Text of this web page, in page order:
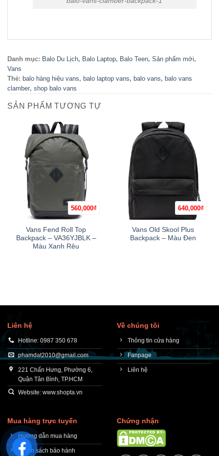
Danh mục: Balo Du Lịch, Balo Laptop, Balo Teen, Sản phẩm mới,
Vans
Thẻ: balo hàng hiệu vans, balo laptop vans, balo vans, balo vans
clamber, shop balo vans
SẢN PHẨM TƯƠNG TỰ
560,000₫
Vans Fend Roll Top
Backpack – VA36YJBLK –
Màu Xanh Rêu
640,000₫
Vans Old Skool Plus
Backpack – Màu Đen
Liên hệ
Hotline: 0987 350 678
phamdat2010@gmail.com
221 Chấn Hưng, Phường 6,
Quận Tân Bình, TP.HCM
Website: www.shopta.vn
Về chúng tôi
Thông tin cửa hàng
Fanpage
Liên hệ
Mua hàng trực tuyến
Hướng dẫn mua hàng
Chính sách bảo hành
Chứng nhận